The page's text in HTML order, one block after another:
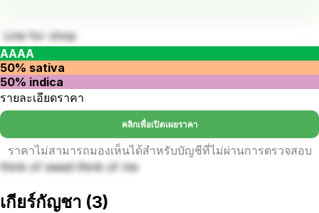
Line for shop
AAAA
50% sativa
50% indica
รายละเอียดราคา
คลิกเพื่อเปิดเผยราคา
ราคาไม่สามารถมองเห็นได้สำหรับบัญชีที่ไม่ผ่านการตรวจสอบ
think of weed think of me
เกียร์กัญชา (3)